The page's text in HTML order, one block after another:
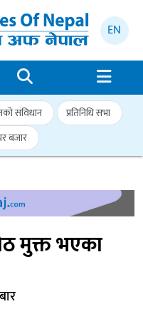
EN
संविधान
प्रतिनिधि सभा
बजार
मुक्त भएका